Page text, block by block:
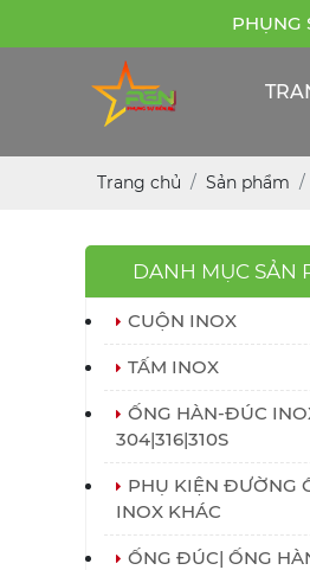
PHỤNG SỰ BỀN
Trang chủ Sản phẩm
DANH MỤC SẢN
CUỘN INOX
TẤM INOX
ỐNG HÀN-ĐÚC
304|316|310S
PHỤ KIỆN ĐƯỜNG
INOX KHÁC
ỐNG ĐÚC| ỐNG